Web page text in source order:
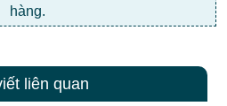
hàng.
liên quan